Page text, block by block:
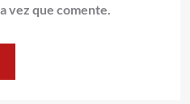
vez que comente.